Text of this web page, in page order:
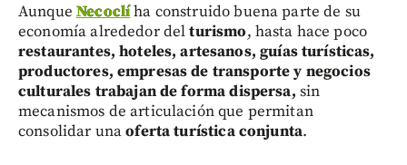
AunqueNecoclíha construido buena parte de su
economía alrededor delturismo, hasta hace poco
restaurantes, hoteles, artesanos, guías turísticas,
productores, empresas de transporte y negocios
culturales trabajan de forma dispersa, sin
mecanismos de articulación que permitan
consolidar unaoferta turística conjunta.